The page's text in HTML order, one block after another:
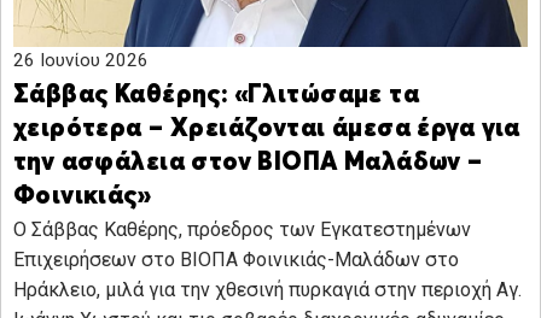
26 Ιουνίου 2026
Σάββας Καθέρης: «Γλιτώσαμε τα
χειρότερα – Χρειάζονται άμεσα έργα για
την ασφάλεια στον ΒΙΟΠΑ Μαλάδων –
Φοινικιάς»
Ο Σάββας Καθέρης, πρόεδρος των Εγκατεστημένων
Επιχειρήσεων στο ΒΙΟΠΑ Φοινικιάς-Μαλάδων στο
Ηράκλειο, μιλά για την χθεσινή πυρκαγιά στην περιοχή Αγ.